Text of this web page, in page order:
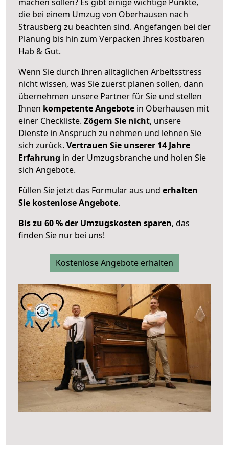
die bei einem Umzug von Oberhausen nach
Strausberg zu beachten sind. Angefangen bei der
Planung bis hin zum Verpacken Ihres kostbaren
Hab & Gut.
Wenn Sie durch Ihren alltäglichen Arbeitsstress
nicht wissen, was Sie zuerst planen sollen, dann
übernehmen unsere Partner für Sie und stellen
Ihnen kompetente Angebote in Oberhausen mit
einer Checkliste. Zögern Sie nicht, unsere
Dienste in Anspruch zu nehmen und lehnen Sie
sich zurück. Vertrauen Sie unserer 14 Jahre
Erfahrung in der Umzugsbranche und holen Sie
sich Angebote.
Füllen Sie jetzt das Formular aus und erhalten
Sie kostenlose Angebote.
Bis zu 60 % der Umzugskosten sparen, das
finden Sie nur bei uns!
Kostenlose Angebote erhalten